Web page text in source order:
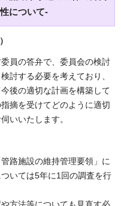
について-
員の答弁で、委員会の検討
討する必要を考えており、
後の適切な計画を構築して
摘を受けてどのように適切
いいたします。
路施設の維持管理要領」に
いては5年に1回の調査を行